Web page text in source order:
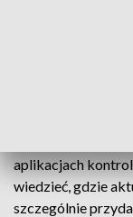
aplikacjach
wiedzieć, gdzie
szczególnie